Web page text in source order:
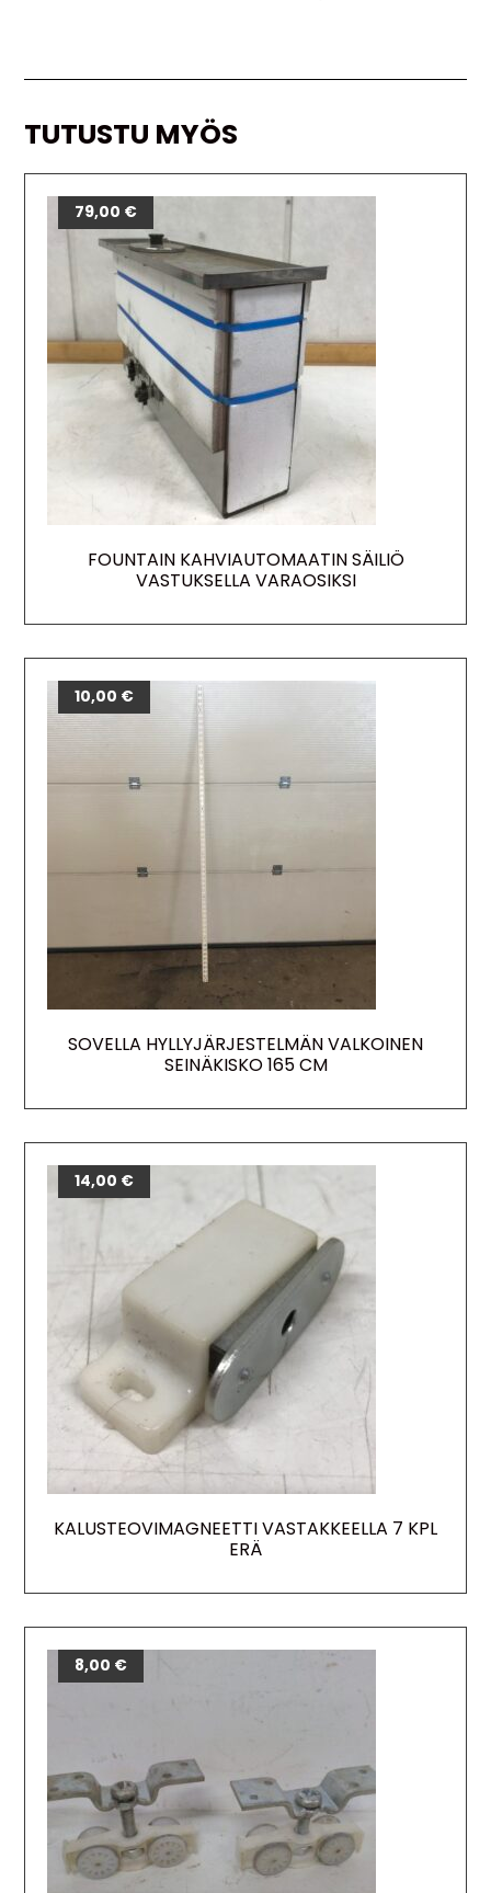
TUTUSTU MYÖS
FOUNTAIN KAHVIAUTOMAATIN SÄILIÖ
VASTUKSELLA VARAOSIKSI
79,00 €
SOVELLA HYLLYJÄRJESTELMÄN VALKOINEN
SEINÄKISKO 165 CM
10,00 €
KALUSTEOVIMAGNEETTI VASTAKKEELLA 7 KPL
ERÄ
14,00 €
8,00 €